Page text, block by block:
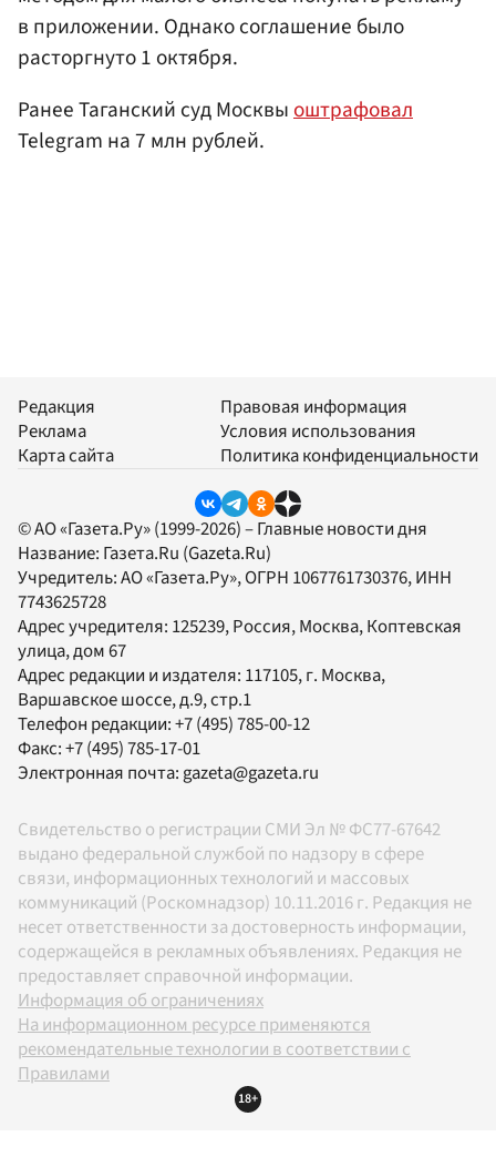
в приложении. Однако соглашение было
расторгнуто 1 октября.
Ранее Таганский суд Москвыоштрафовал
Telegram на 7 млн рублей.
Редакция
Реклама
Карта сайта
Правовая информация
Условия использования
Политика конфиденциальности
© АО «Газета.Ру» (1999-2026) – Главные новости дня
Название: Газета.Ru (Gazeta.Ru)
Учредитель:АО «Газета.Ру», ОГРН 1067761730376, ИНН
7743625728
Адрес учредителя: 125239, Россия, Москва, Коптевская
улица, дом 67
Адрес редакции и издателя: 117105, г. Москва,
Варшавское шоссе, д.9, стр.1
Телефон редакции:+7 (495) 785-00-12
Факс:+7 (495) 785-17-01
Электронная почта: gazeta@gazeta.ru
Свидетельство о регистрации СМИ Эл № ФС77-67642
выдано федеральной службой по надзору в сфере
связи, информационных технологий и массовых
коммуникаций (Роскомнадзор) 10.11.2016 г. Редакция не
несет ответственности за достоверность информации,
содержащейся в рекламных объявлениях. Редакция не
предоставляет справочной информации.
Информация об ограничениях
На информационном ресурсе применяются
рекомендательные технологии в соответствии с
Правилами
18+